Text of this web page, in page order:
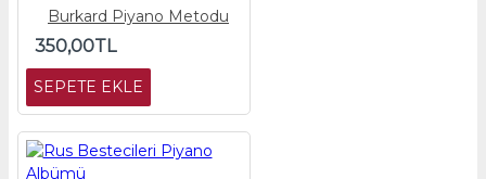
Burkard Piyano Metodu
350,00TL
SEPETE EKLE